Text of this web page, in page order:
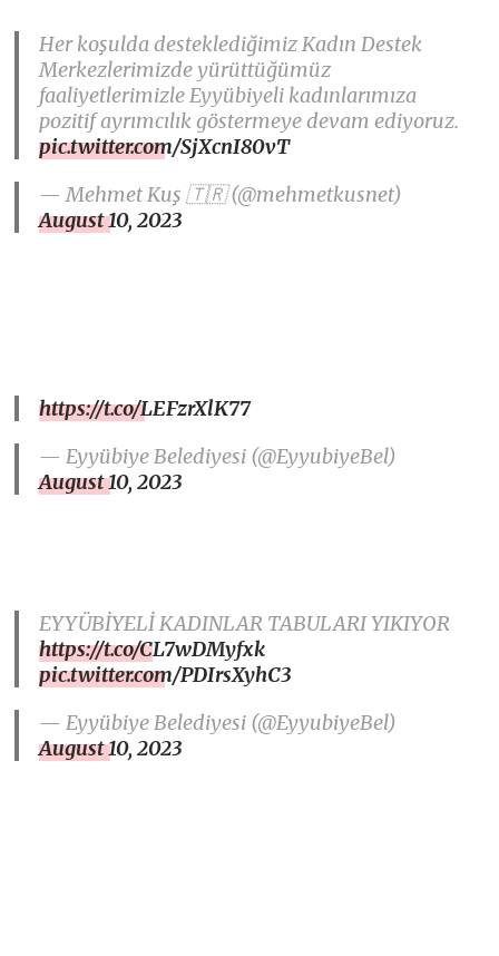
Her koşulda desteklediğimiz Kadın Destek
Merkezlerimizde yürüttüğümüz
faaliyetlerimizle Eyyübiyeli kadınlarımıza
pozitif ayrımcılık göstermeye devam ediyoruz.
pic.twitter.com/SjXcnI80vT
— Mehmet Kuş 🇹🇷 (@mehmetkusnet)
August 10, 2023
https://t.co/LEFzrXlK77
— Eyyübiye Belediyesi (@EyyubiyeBel)
August 10, 2023
EYYÜBİYELİ KADINLAR TABULARI YIKIYOR
https://t.co/CL7wDMyfxk
pic.twitter.com/PDIrsXyhC3
— Eyyübiye Belediyesi (@EyyubiyeBel)
August 10, 2023